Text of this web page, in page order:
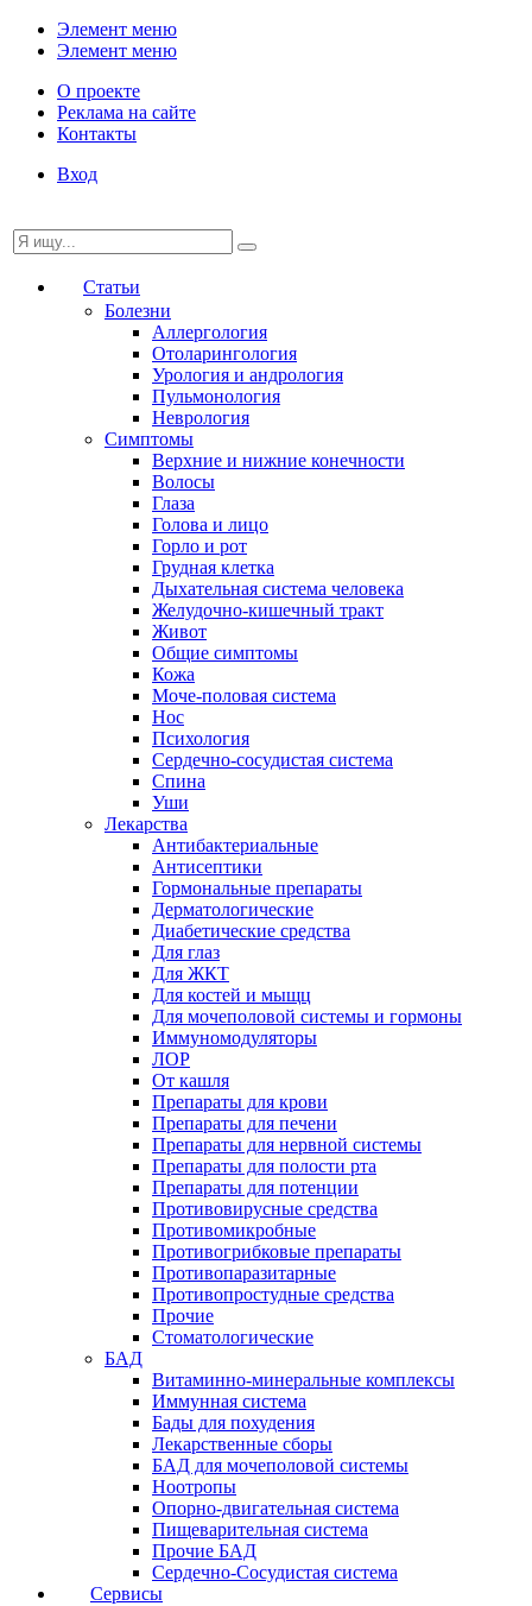
Элемент меню
Элемент меню
О проекте
Реклама на сайте
Контакты
Вход
Статьи
Болезни
Аллергология
Отоларингология
Урология и андрология
Пульмонология
Неврология
Симптомы
Верхние и нижние конечности
Волосы
Глаза
Голова и лицо
Горло и рот
Грудная клетка
Дыхательная система человека
Желудочно-кишечный тракт
Живот
Общие симптомы
Кожа
Моче-половая система
Нос
Психология
Сердечно-сосудистая система
Спина
Уши
Лекарства
Антибактериальные
Антисептики
Гормональные препараты
Дерматологические
Диабетические средства
Для глаз
Для ЖКТ
Для костей и мыщц
Для мочеполовой системы и гормоны
Иммуномодуляторы
ЛОР
От кашля
Препараты для крови
Препараты для печени
Препараты для нервной системы
Препараты для полости рта
Препараты для потенции
Противовирусные средства
Противомикробные
Противогрибковые препараты
Противопаразитарные
Противопростудные средства
Прочие
Стоматологические
БАД
Витаминно-минеральные комплексы
Иммунная система
Бады для похудения
Лекарственные сборы
БАД для мочеполовой системы
Ноотропы
Опорно-двигательная система
Пищеварительная система
Прочие БАД
Сердечно-Сосудистая система
Сервисы